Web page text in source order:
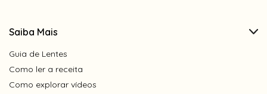
Saiba Mais
Guia de Lentes
Como ler a receita
Como explorar vídeos